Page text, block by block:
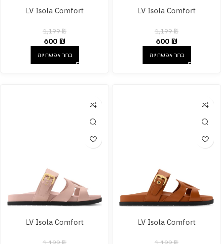
LV Isola Comfort
1,199₪
600 ₪
בחר אפשרויות
LV Isola Comfort
1,199₪
600 ₪
בחר אפשרויות
LV Isola Comfort
LV Isola Comfort